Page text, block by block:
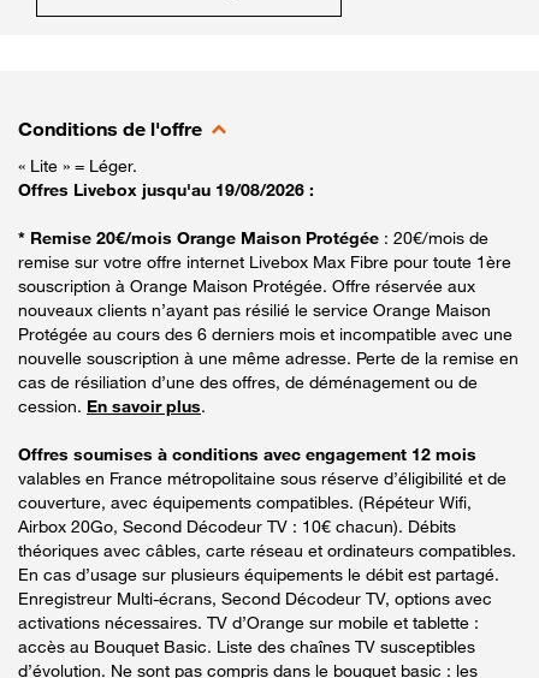
Conditions de l'offre
« Lite » = Léger.
Offres Livebox jusqu'au 19/08/2026 :
* Remise 20€/mois Orange Maison Protégée : 20€/mois de
remise sur votre offre internet Livebox Max Fibre pour toute 1ère
souscription à Orange Maison Protégée. Offre réservée aux
nouveaux clients n’ayant pas résilié le service Orange Maison
Protégée au cours des 6 derniers mois et incompatible avec une
nouvelle souscription à une même adresse. Perte de la remise en
cas de résiliation d’une des offres, de déménagement ou de
cession. En savoir plus.
Offres soumises à conditions avec engagement 12 mois
valables en France métropolitaine sous réserve d’éligibilité et de
couverture, avec équipements compatibles. (Répéteur Wifi,
Airbox 20Go, Second Décodeur TV : 10€ chacun). Débits
théoriques avec câbles, carte réseau et ordinateurs compatibles.
En cas d’usage sur plusieurs équipements le débit est partagé.
Enregistreur Multi-écrans, Second Décodeur TV, options avec
activations nécessaires. TV d’Orange sur mobile et tablette :
accès au Bouquet Basic. Liste des chaînes TV susceptibles
d’évolution. Ne sont pas compris dans le bouquet basic : les